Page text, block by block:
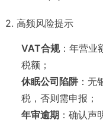
2. 高频风险提示
VAT合规：年营业
税额；
休眠公司陷阱 ：无
税，否则需申报；
年审逾期 ：确认